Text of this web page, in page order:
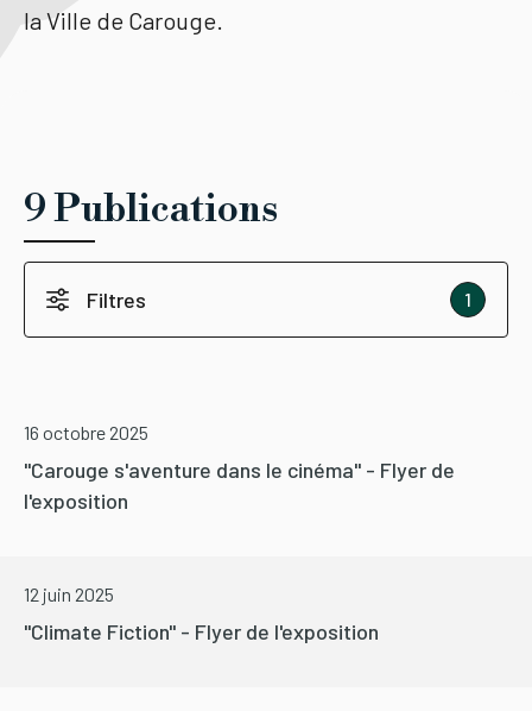
CAROUGE SE CONSTRUIT
la Ville de Carouge.
9 Publications
Filtres 1
"Carouge s'aventure dans le cinéma" - Flyer de
l'exposition
16 octobre 2025
"Climate Fiction" - Flyer de l'exposition
12 juin 2025